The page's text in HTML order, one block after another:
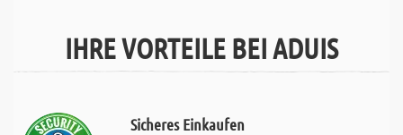
IHRE VORTEILE BEI ADUIS
Sicheres Einkaufen